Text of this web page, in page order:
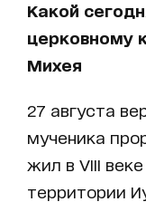
Какой
церковному
Михея
27 августа
мученика
жил в VIII
территории